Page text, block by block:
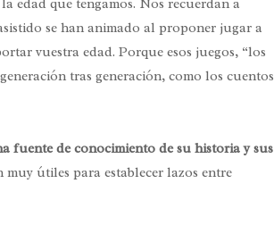
edad que tengamos. Nos recuerdan a
se han animado al proponer jugar a
vuestra edad. Porque esos juegos, “los
tras generación, como los cuentos
fuente de conocimiento de su historia y sus
útiles para establecer lazos entre